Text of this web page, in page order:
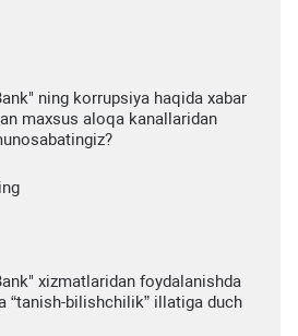
ning korrupsiya haqida xabar
maxsus aloqa kanallaridan
xizmatlaridan foydalanishda
“tanish-bilishchilik” illatiga duch